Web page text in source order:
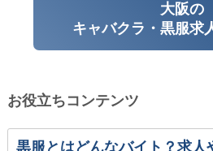
大阪の
キャバクラ・黒服求
お役立ちコンテンツ
黒服とはどんなバイト？求人